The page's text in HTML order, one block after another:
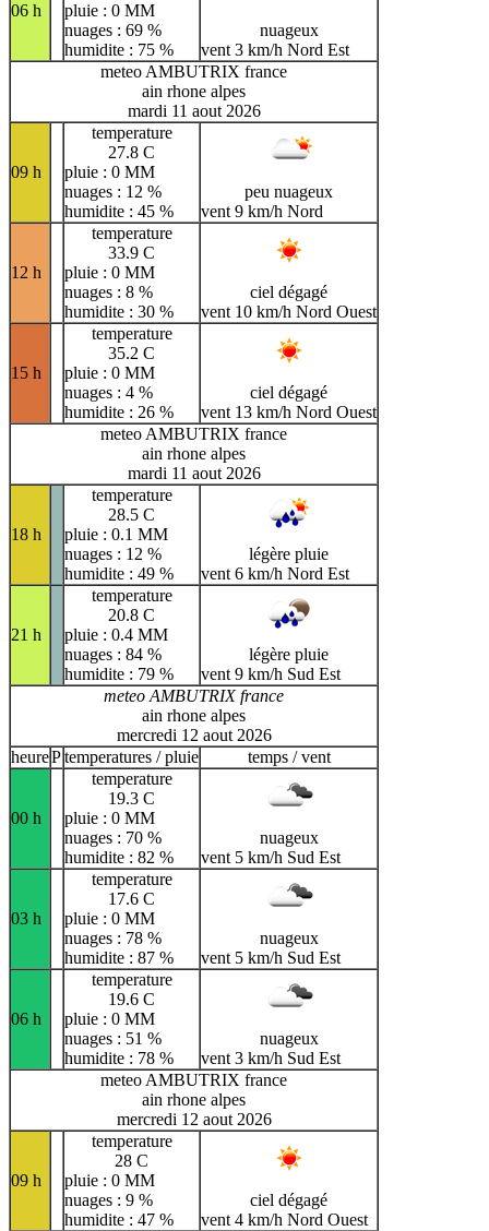
06 h
pluie : 0 MM
nuages : 69 %
humidite : 75 %
nuageux
vent 3 km/h Nord Est
meteo AMBUTRIX france
ain rhone alpes
mardi 11 aout 2026
09 h
temperature
27.8 C
pluie : 0 MM
nuages : 12 %
humidite : 45 %
peu nuageux
vent 9 km/h Nord
12 h
temperature
33.9 C
pluie : 0 MM
nuages : 8 %
humidite : 30 %
ciel dégagé
vent 10 km/h Nord Ouest
15 h
temperature
35.2 C
pluie : 0 MM
nuages : 4 %
humidite : 26 %
ciel dégagé
vent 13 km/h Nord Ouest
meteo AMBUTRIX france
ain rhone alpes
mardi 11 aout 2026
18 h
temperature
28.5 C
pluie : 0.1 MM
nuages : 12 %
humidite : 49 %
légère pluie
vent 6 km/h Nord Est
21 h
temperature
20.8 C
pluie : 0.4 MM
nuages : 84 %
humidite : 79 %
légère pluie
vent 9 km/h Sud Est
meteo AMBUTRIX france
ain rhone alpes
mercredi 12 aout 2026
heurePtemperatures / pluie temps / vent
00 h
temperature
19.3 C
pluie : 0 MM
nuages : 70 %
humidite : 82 %
nuageux
vent 5 km/h Sud Est
03 h
temperature
17.6 C
pluie : 0 MM
nuages : 78 %
humidite : 87 %
nuageux
vent 5 km/h Sud Est
06 h
temperature
19.6 C
pluie : 0 MM
nuages : 51 %
humidite : 78 %
nuageux
vent 3 km/h Sud Est
meteo AMBUTRIX france
ain rhone alpes
mercredi 12 aout 2026
09 h
temperature
28 C
pluie : 0 MM
nuages : 9 %
humidite : 47 %
ciel dégagé
vent 4 km/h Nord Ouest